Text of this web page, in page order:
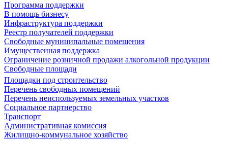
Программа поддержки
В помощь бизнесу
Инфраструктура поддержки
Реестр получателей поддержки
Свободные муниципальные помещения
Имущественная поддержка
Ограничение розничной продажи алкогольной продукции
Свободные площади
Площадки под строительство
Перечень свободных помещений
Перечень неиспользуемых земельных участков
Социальное партнерство
Транспорт
Административная комиссия
Жилищно-коммунальное хозяйство